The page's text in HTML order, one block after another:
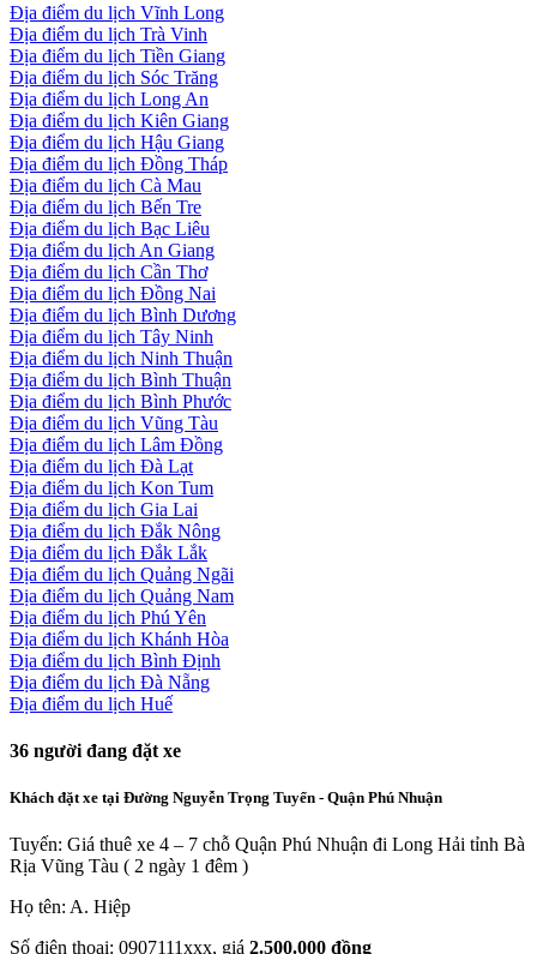
Địa điểm du lịch Vĩnh Long
Địa điểm du lịch Trà Vinh
Địa điểm du lịch Tiền Giang
Địa điểm du lịch Sóc Trăng
Địa điểm du lịch Long An
Địa điểm du lịch Kiên Giang
Địa điểm du lịch Hậu Giang
Địa điểm du lịch Đồng Tháp
Địa điểm du lịch Cà Mau
Địa điểm du lịch Bến Tre
Địa điểm du lịch Bạc Liêu
Địa điểm du lịch An Giang
Địa điểm du lịch Cần Thơ
Địa điểm du lịch Đồng Nai
Địa điểm du lịch Bình Dương
Địa điểm du lịch Tây Ninh
Địa điểm du lịch Ninh Thuận
Địa điểm du lịch Bình Thuận
Địa điểm du lịch Bình Phước
Địa điểm du lịch Vũng Tàu
Địa điểm du lịch Lâm Đồng
Địa điểm du lịch Đà Lạt
Địa điểm du lịch Kon Tum
Địa điểm du lịch Gia Lai
Địa điểm du lịch Đắk Nông
Địa điểm du lịch Đắk Lắk
Địa điểm du lịch Quảng Ngãi
Địa điểm du lịch Quảng Nam
Địa điểm du lịch Phú Yên
Địa điểm du lịch Khánh Hòa
Địa điểm du lịch Bình Định
Địa điểm du lịch Đà Nẵng
Địa điểm du lịch Huế
36 người đang đặt xe
Khách đặt xe tại Đường Nguyễn Trọng Tuyển - Quận Phú Nhuận
Tuyến: Giá thuê xe 4 – 7 chỗ Quận Phú Nhuận đi Long Hải tỉnh Bà
Rịa Vũng Tàu ( 2 ngày 1 đêm )
Họ tên: A. Hiệp
Số điện thoại: 0907111xxx, giá 2.500.000 đồng